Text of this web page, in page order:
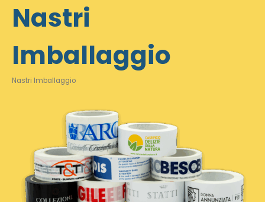
Nastri
Imballaggio
Nastri Imballaggio